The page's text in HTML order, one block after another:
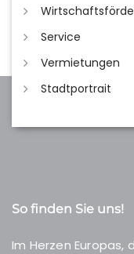
Service
Vermietungen
Stadtportrait
So finden Sie uns!
Im Herzen Europas,